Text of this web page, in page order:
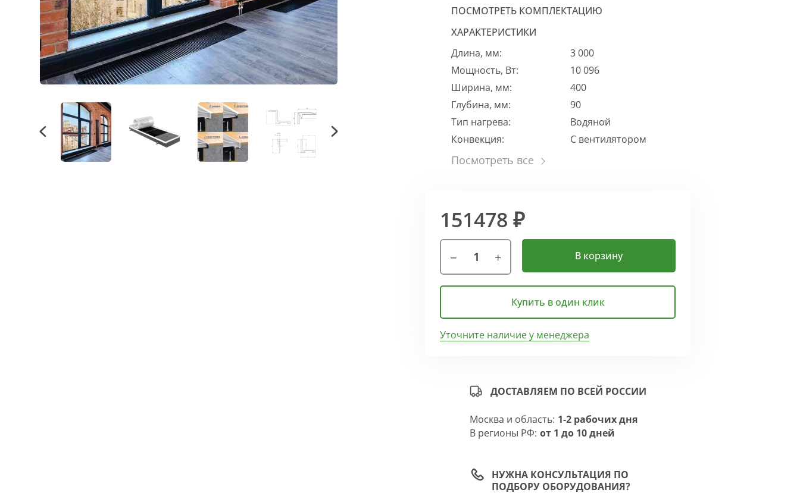
ПОСМОТРЕТЬ КОМПЛЕКТАЦИЮ
ХАРАКТЕРИСТИКИ
Длина, мм:
3 000
Мощность, Вт:
10 096
Ширина, мм:
400
Глубина, мм:
90
Тип нагрева:
Водяной
Конвекция:
С вентилятором
151478 ₽
В корзину
Купить в один клик
Уточните наличие у менеджера
ДОСТАВЛЯЕМ ПО ВСЕЙ РОССИИ
Москва и область: 1-2 рабочих дня
В регионы РФ: от 1 до 10 дней
НУЖНА КОНСУЛЬТАЦИЯ ПО
ПОДБОРУ ОБОРУДОВАНИЯ?